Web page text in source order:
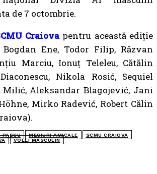
de 7 octombrie.
Craiovapentru această ediție
Ene, Todor Filip, Răzvan
Marciu, Ionuț Teleleu, Cătălin
Nikola Rosić, Sequiel
Milić, Aleksandar Blagojević, Jani
Mirko Radević, Robert Călin
PASCU MECIURI AMICALE
SCMU CRAIOVA
VOLEI MASCULIN